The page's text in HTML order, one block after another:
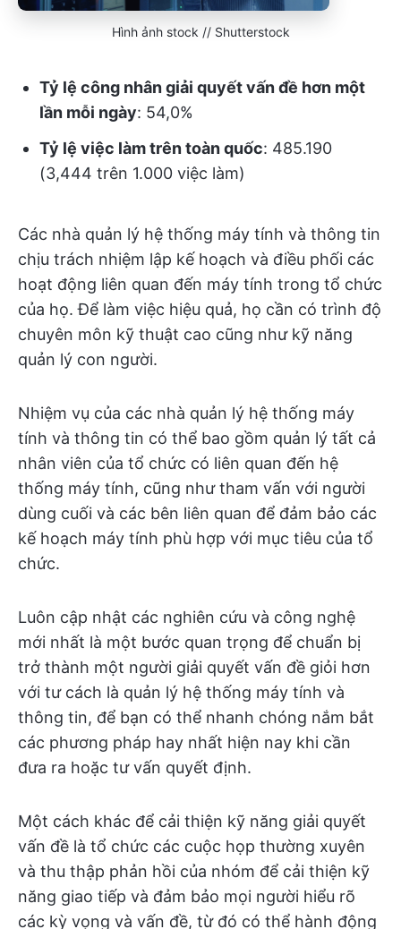
Hình ảnh stock // Shutterstock
Tỷ lệ công nhân giải quyết vấn đề hơn một
lần mỗi ngày: 54,0%
Tỷ lệ việc làm trên toàn quốc: 485.190
(3,444 trên 1.000 việc làm)
Các nhà quản lý hệ thống máy tính và thông tin
chịu trách nhiệm lập kế hoạch và điều phối các
hoạt động liên quan đến máy tính trong tổ chức
của họ. Để làm việc hiệu quả, họ cần có trình độ
chuyên môn kỹ thuật cao cũng như kỹ năng
quản lý con người.
Nhiệm vụ của các nhà quản lý hệ thống máy
tính và thông tin có thể bao gồm quản lý tất cả
nhân viên của tổ chức có liên quan đến hệ
thống máy tính, cũng như tham vấn với người
dùng cuối và các bên liên quan để đảm bảo các
kế hoạch máy tính phù hợp với mục tiêu của tổ
chức.
Luôn cập nhật các nghiên cứu và công nghệ
mới nhất là một bước quan trọng để chuẩn bị
trở thành một người giải quyết vấn đề giỏi hơn
với tư cách là quản lý hệ thống máy tính và
thông tin, để bạn có thể nhanh chóng nắm bắt
các phương pháp hay nhất hiện nay khi cần
đưa ra hoặc tư vấn quyết định.
Một cách khác để cải thiện kỹ năng giải quyết
vấn đề là tổ chức các cuộc họp thường xuyên
và thu thập phản hồi của nhóm để cải thiện kỹ
năng giao tiếp và đảm bảo mọi người hiểu rõ
các kỳ vọng và vấn đề, từ đó có thể hành động